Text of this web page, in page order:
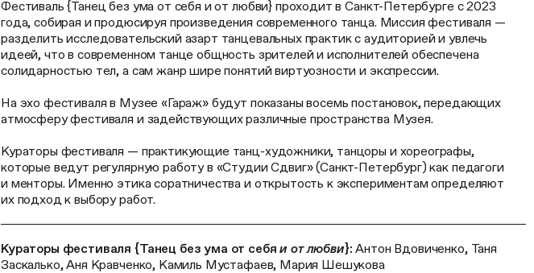
Фестиваль {Танец без ума от себя и от любви} проходит в Санкт-Петербурге с 2023
года, собирая и продюсируя произведения современного танца. Миссия фестиваля —
разделить исследовательский азарт танцевальных практик с аудиторией и увлечь
идеей, что в современном танце общность зрителей и исполнителей обеспечена
солидарностью тел, а сам жанр шире понятий виртуозности и экспрессии.
На эхо фестиваля в Музее «Гараж» будут показаны восемь постановок, передающих
атмосферу фестиваля и задействующих различные пространства Музея.
Кураторы фестиваля — практикующие танц-художники, танцоры и хореографы,
которые ведут регулярную работу в «Студии Сдвиг» (Санкт-Петербург) как педагоги
и менторы. Именно этика соратничества и открытость к экспериментам определяют
их подход к выбору работ.
Кураторы фестиваля {Танец без ума от себяи от любви}: Антон Вдовиченко, Таня
Заскалько, Аня Кравченко, Камиль Мустафаев, Мария Шешукова